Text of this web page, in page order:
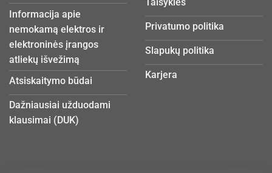
Informacija apie
nemokamą elektros ir
elektroninės įrangos
atliekų išvežimą
Atsiskaitymo būdai
Dažniausiai užduodami
klausimai (DUK)
Taisyklės
Privatumo politika
Slapukų politika
Karjera